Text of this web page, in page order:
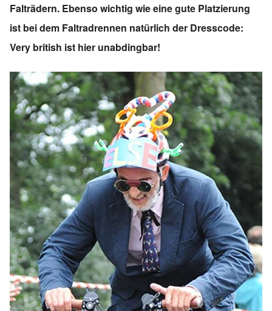
Falträdern. Ebenso wichtig wie eine gute Platzierung
ist bei dem Faltradrennen natürlich der Dresscode:
Very british ist hier unabdingbar!